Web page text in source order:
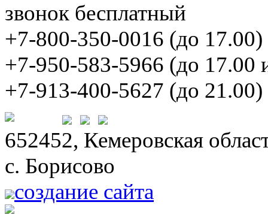
звонок бесплатный
+7-800-350-0016 (до 17.00)
+7-950-583-5966 (до 17.00
+7-913-400-5627 (до 21.00)
652452, Кемеровская
с. Борисово
создание сайта